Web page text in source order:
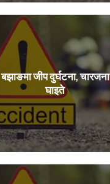
बझाङमा जीप दुर्घटना, चारजना
घाइते